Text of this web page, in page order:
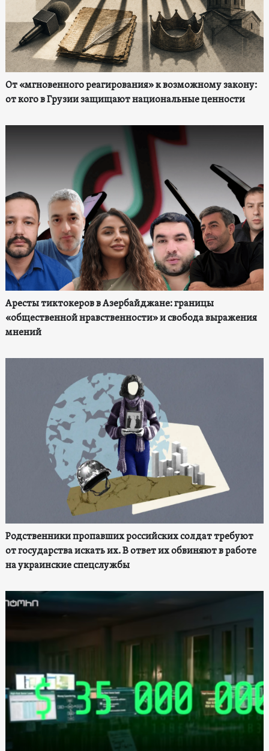
От «мгновенного реагирования» к возможному закону:
от кого в Грузии защищают национальные ценности
Аресты тиктокеров в Азербайджане: границы
«общественной нравственности» и свобода выражения
мнений
Родственники пропавших российских солдат требуют
от государства искать их. В ответ их обвиняют в работе
на украинские спецслужбы